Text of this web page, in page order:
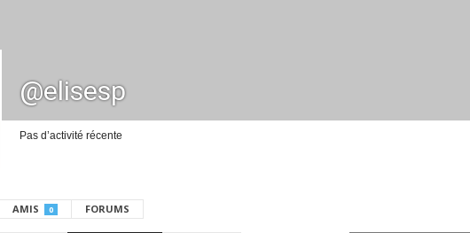
@elisesp
Pas d’activité récente
AMIS 0 FORUMS